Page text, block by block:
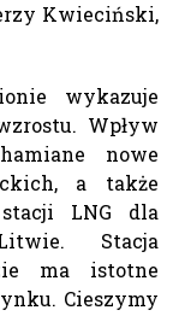
Kwieciński,
wykazuje
Wpływ
nowe
a także
LNG dla
Stacja
ma istotne
Cieszymy